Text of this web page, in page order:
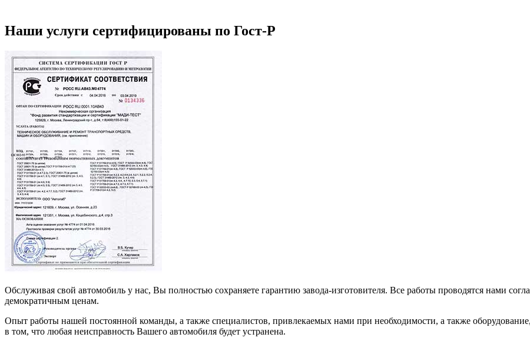
Наши услуги сертифицированы по Гост-Р
Обслуживая свой автомобиль у нас, Вы полностью сохраняете гарантию завода-изготовителя. Все работы проводятся нами
демократичным ценам.
Опыт работы нашей постоянной команды, а также специалистов, привлекаемых нами при необходимости, а также
в том, что любая неисправность Вашего автомобиля будет устранена.